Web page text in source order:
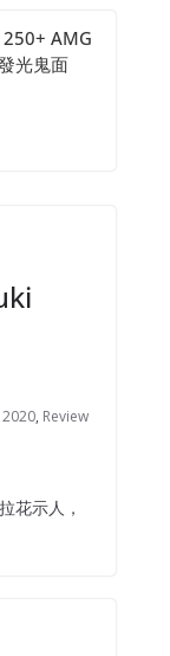
AMG
光鬼面
, Review
花示人，